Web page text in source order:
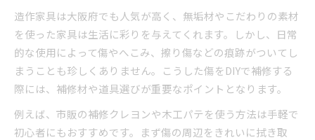
造作家具は大阪府でも人気が高く、無垢材やこだわりの素材
を使った家具は生活に彩りを与えてくれます。しかし、日常
的な使用によって傷やへこみ、擦り傷などの痕跡がついてし
まうことも珍しくありません。こうした傷をDIYで補修する
際には、補修材や道具選びが重要なポイントとなります。
例えば、市販の補修クレヨンや木工パテを使う方法は手軽で
初心者にもおすすめです。まず傷の周辺をきれいに拭き取